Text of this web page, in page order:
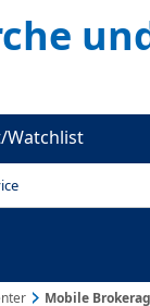
Watchlist
Mobile